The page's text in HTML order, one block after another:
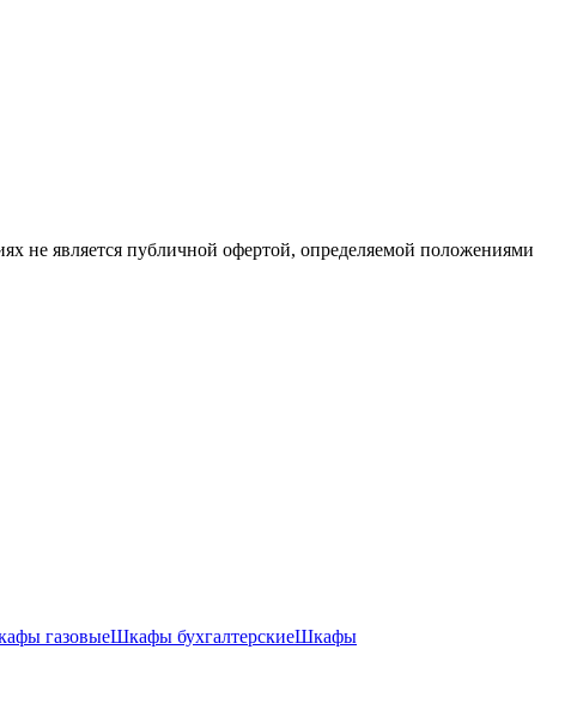
не является публичной офертой, определяемой положениями
газовыеШкафы бухгалтерскиеШкафы